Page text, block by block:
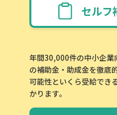
セルフ
年間30,000件の中小企業
の補助金・助成金を徹底
可能性といくら受給でき
かります。